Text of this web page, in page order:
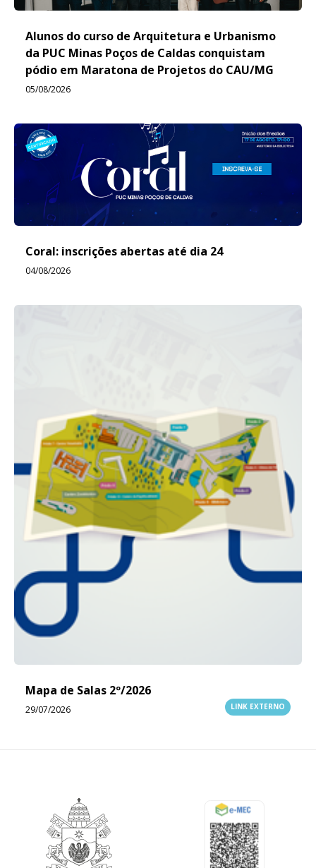
Alunos do curso de Arquitetura e Urbanismo
da PUC Minas Poços de Caldas conquistam
pódio em Maratona de Projetos do CAU/MG
05/08/2026
Coral: inscrições abertas até dia 24
04/08/2026
Mapa de Salas 2º/2026
29/07/2026 LINK EXTERNO